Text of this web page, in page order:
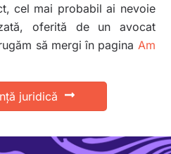
cel mai probabil ai nevoie
oferită de un avocat
să mergi în pagina Am
juridică